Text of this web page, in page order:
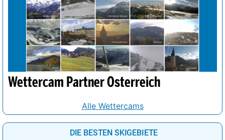
Wettercam Partner Österreich
Alle Wettercams
DIE BESTEN SKIGEBIETE